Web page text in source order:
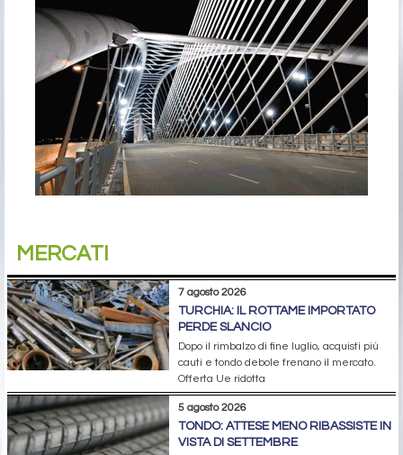
MERCATI
7 agosto 2026
TURCHIA: IL ROTTAME IMPORTATO
PERDE SLANCIO
Dopo il rimbalzo di fine luglio, acquisti più
cauti e tondo debole frenano il mercato.
Offerta Ue ridotta
5 agosto 2026
TONDO: ATTESE MENO RIBASSISTE IN
VISTA DI SETTEMBRE